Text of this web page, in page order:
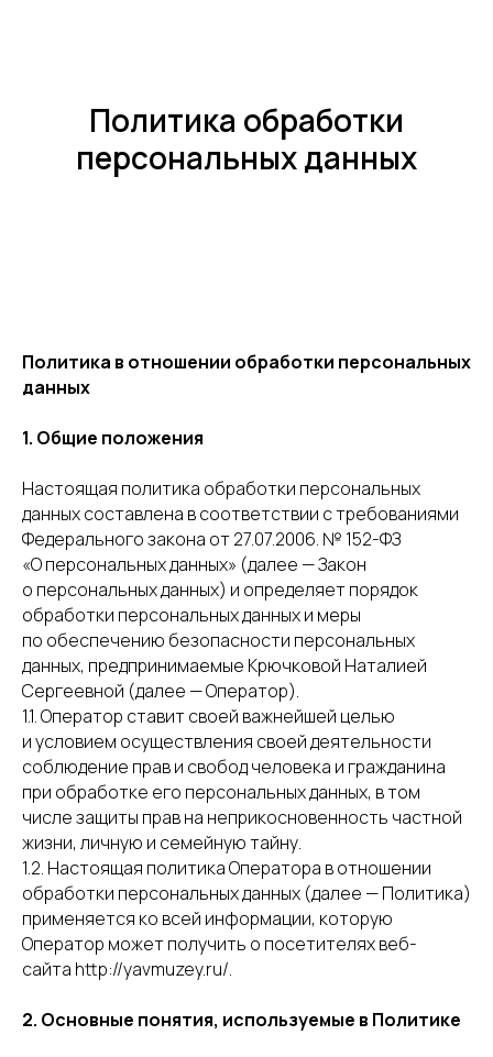
Политика обработки
персональных данных
Политика в отношении обработки персональных
данных
1. Общие положения
Настоящая политика обработки персональных
данных составлена в соответствии с требованиями
Федерального закона от 27.07.2006. № 152-ФЗ
«О персональных данных» (далее — Закон
о персональных данных) и определяет порядок
обработки персональных данных и меры
по обеспечению безопасности персональных
данных, предпринимаемые Крючковой Наталией
Сергеевной (далее — Оператор).
1.1. Оператор ставит своей важнейшей целью
и условием осуществления своей деятельности
соблюдение прав и свобод человека и гражданина
при обработке его персональных данных, в том
числе защиты прав на неприкосновенность частной
жизни, личную и семейную тайну.
1.2. Настоящая политика Оператора в отношении
обработки персональных данных (далее — Политика)
применяется ко всей информации, которую
Оператор может получить о посетителях веб-
сайта http://yavmuzey.ru/.
2. Основные понятия, используемые в Политике